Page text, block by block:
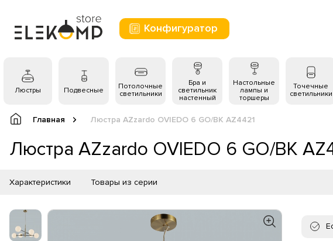
Конфигуратор
Люстры Подвесные
Потолочные
светильники
Бра и
светильник
настенный
Настольные
лампы и
торшеры
Точечные
светильники
Главная Люстра AZzardo OVIEDO 6 GO/BK AZ4421
Люстра AZzardo OVIEDO 6 GO/BK
Характеристики Товары из серии